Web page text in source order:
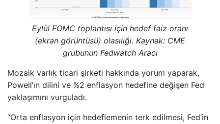
Eylül FOMC toplantısı için hedef faiz oranı
(ekran görüntüsü) olasılığı. Kaynak: CME
grubunun Fedwatch Aracı
Mozaik varlık ticari şirketi hakkında yorum yaparak,
Powell’ın dilini ve %2 enflasyon hedefine değişen Fed
yaklaşımını vurguladı.
“Orta enflasyon için hedeflemenin terk edilmesi, Fed’in